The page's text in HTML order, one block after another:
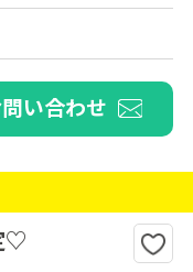
い合わせ
♡